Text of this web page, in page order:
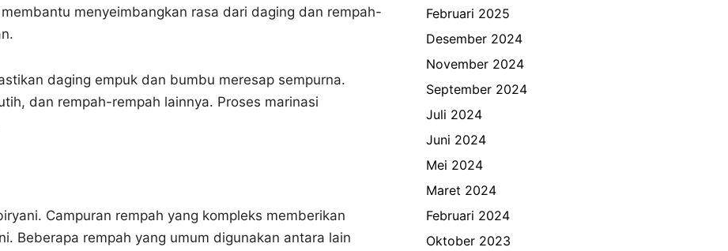
menyeimbangkan rasa dari daging dan rempah-
daging empuk dan bumbu meresap sempurna.
dan rempah-rempah lainnya. Proses marinasi
Campuran rempah yang kompleks memberikan
Beberapa rempah yang umum digunakan antara lain
Februari 2025
Desember 2024
November 2024
September 2024
Juli 2024
Juni 2024
Mei 2024
Maret 2024
Februari 2024
Oktober 2023